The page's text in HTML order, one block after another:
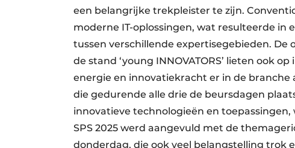
een belangrijke trekpleister te zijn.
moderne IT-oplossingen, wat resulteerde in
tussen verschillende expertisegebieden.
de stand ‘young INNOVATORS’ lieten ook
energie en innovatiekracht er in de branche
die gedurende alle drie de beursdagen
innovatieve technologieën en
SPS 2025 werd aangevuld met de
donderdag, die ook veel belangstelling trok